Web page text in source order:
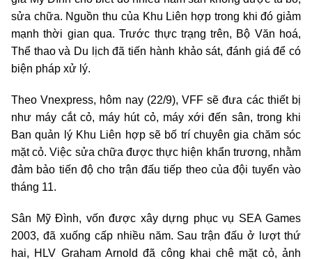
sửa chữa. Nguồn thu của Khu Liên hợp trong khi đó giảm
mạnh thời gian qua. Trước thực trạng trên, Bộ Văn hoá,
Thể thao và Du lịch đã tiến hành khảo sát, đánh giá để có
biện pháp xử lý.
Theo Vnexpress, hôm nay (22/9), VFF sẽ đưa các thiết bị
như máy cắt cỏ, máy hút cỏ, máy xới đến sân, trong khi
Ban quản lý Khu Liên hợp sẽ bố trí chuyên gia chăm sóc
mặt cỏ. Việc sửa chữa được thực hiện khẩn trương, nhằm
đảm bảo tiến độ cho trận đấu tiếp theo của đội tuyển vào
tháng 11.
Sân Mỹ Đình, vốn được xây dựng phục vụ SEA Games
2003, đã xuống cấp nhiều năm. Sau trận đấu ở lượt thứ
hai, HLV Graham Arnold đã công khai chê mặt cỏ, ảnh